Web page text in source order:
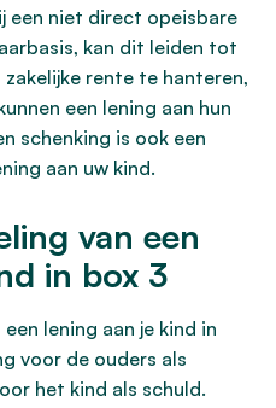
een niet direct opeisbare
kan dit leiden tot
rente te hanteren,
een lening aan hun
schenking is ook een
aan uw kind.
van een
in box 3
lening aan je kind in
voor de ouders als
het kind als schuld.